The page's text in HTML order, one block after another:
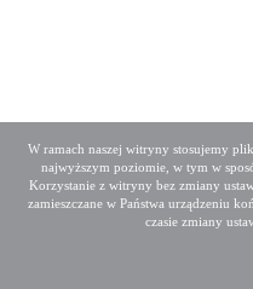
W ramach naszej witryny stosujemy
najwyższym poziomie, w tym w
Korzystanie z witryny bez zmiany
zamieszczane w Państwa urządzeniu
czasie zmiany